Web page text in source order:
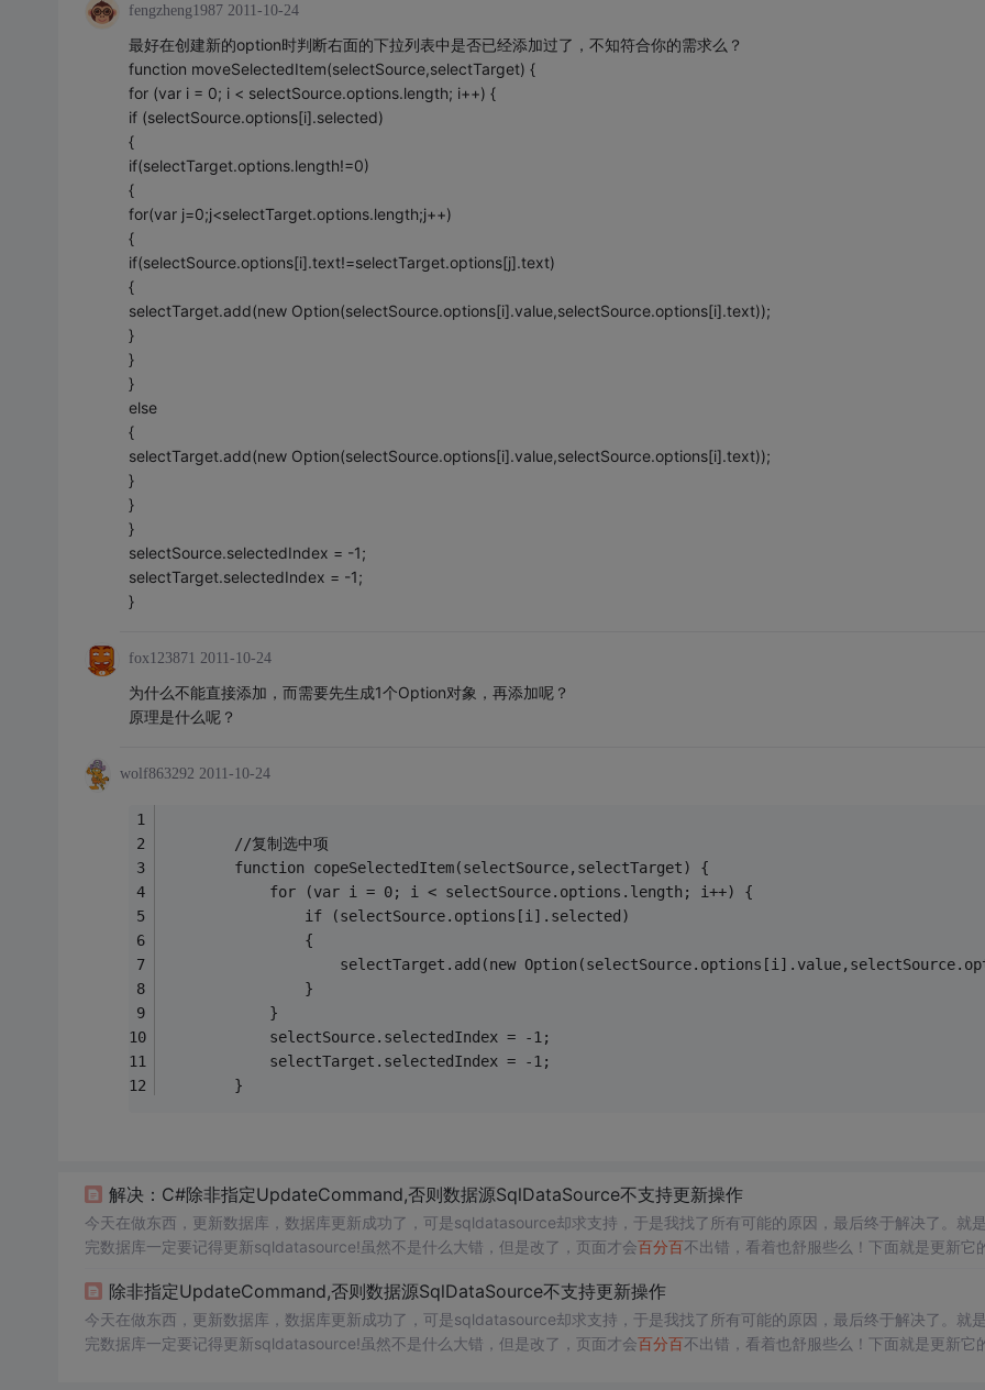
fengzheng1987 2011-10-24
最好在创建新的option时判断右面的下拉列表中是否已经添加过了，不知符合你的需求么？
function moveSelectedItem(selectSource,selectTarget) {
for (var i = 0; i < selectSource.options.length; i++) {
if (selectSource.options[i].selected)
{
if(selectTarget.options.length!=0)
{
for(var j=0;j<selectTarget.options.length;j++)
{
if(selectSource.options[i].text!=selectTarget.options[j].text)
{
selectTarget.add(new Option(selectSource.options[i].value,selectSource.options[i].text));
}
}
}
else
{
selectTarget.add(new Option(selectSource.options[i].value,selectSource.options[i].text));
}
}
}
selectSource.selectedIndex = -1;
selectTarget.selectedIndex = -1;
}
fox123871 2011-10-24
为什么不能直接添加，而需要先生成1个Option对象，再添加呢？
原理是什么呢？
wolf863292 2011-10-24
        //复制选中项
        function copeSelectedItem(selectSource,selectTarget) {
            for (var i = 0; i < selectSource.options.length; i++) {
                if (selectSource.options[i].selected)
                {
selectTarget.add(new
                }
            }
            selectSource.selectedIndex = -1;
            selectTarget.selectedIndex = -1;
        }
解决：C#除非指定UpdateCommand,否则数据源SqlDataSource不支持更新操作
今天在做东西，更新数据库，数据库更新成功了，可是sqldatasource却求支持，于是我找了所有可能的原因，最后终于解决了。就
完数据库一定要记得更新sqldatasource!虽然不是什么大错，但是改了，页面才会百分百不出错，看着也舒服些么！下面就是更新它
除非指定UpdateCommand,否则数据源SqlDataSource不支持更新操作
今天在做东西，更新数据库，数据库更新成功了，可是sqldatasource却求支持，于是我找了所有可能的原因，最后终于解决了。就
完数据库一定要记得更新sqldatasource!虽然不是什么大错，但是改了，页面才会百分百不出错，看着也舒服些么！下面就是更新它